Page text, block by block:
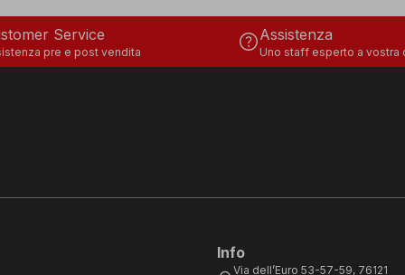
Service
pre e post vendita helpAssistenza
Uno staff esperto a vostra
Info
Via dell’Euro 53-57-59, 76121